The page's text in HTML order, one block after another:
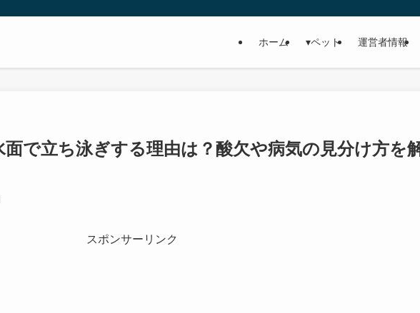
ホーム ▾ペット 運営者情報
で立ち泳ぎする理由は？酸欠や病気の見分け方を
スポンサーリンク